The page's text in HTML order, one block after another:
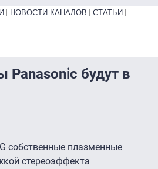
НОВОСТИ КАНАЛОВ
СТАТЬИ
Panasonic будут в
собственные плазменные
стереоэффекта